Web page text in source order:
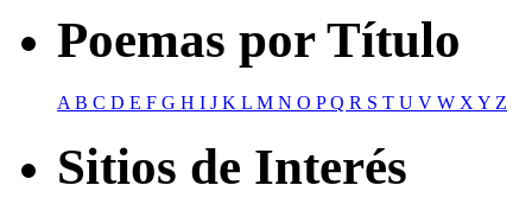
Poemas por Título
A B C D E F G H I J K L M N O PQ R S T U V W X Y Z
Sitios de Interés